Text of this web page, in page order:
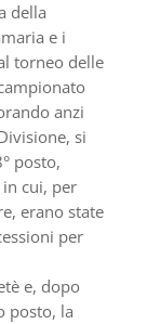
della
e i
torneo delle
anzi
si
posto,
cui, per
erano state
per
e, dopo
posto, la